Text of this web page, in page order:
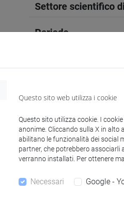
Settore scientifico
Periodo
Docenti e corsi di
Questo sito web utilizza i cookie
Questo sito utilizza cookie. I
anonime. Cliccando sulla X in alto
abilitano le funzionalità dei social
partner, che potrebbero associarli
verranno installati. Per ottenere
Necessari Google -